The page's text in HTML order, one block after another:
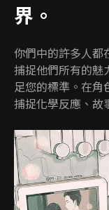
界。
你們中的許多人都
捕捉他們所有的魅
足您的標準。在角
捕捉化學反應、故